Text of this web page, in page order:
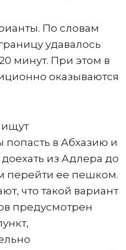
По словам
удавалось
минут. При этом в
оказываются
попасть в Абхазию и
из Адлера до
перейти ее пешком.
что такой вариант
предусмотрен